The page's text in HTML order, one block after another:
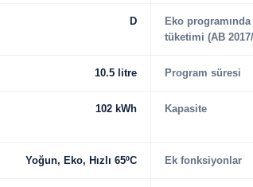
D
Eko
tüketimi (AB
10.5 litre Program süresi
102 kWh Kapasite
Yoğun, Eko, Hızlı 65ºC Ek fonksiyonlar